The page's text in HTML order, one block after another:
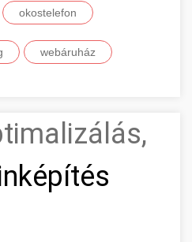
okostelefon
webáruház